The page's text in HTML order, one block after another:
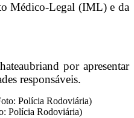
Médico-Legal (IML) e da
por apresentar
responsáveis.
Polícia Rodoviária)